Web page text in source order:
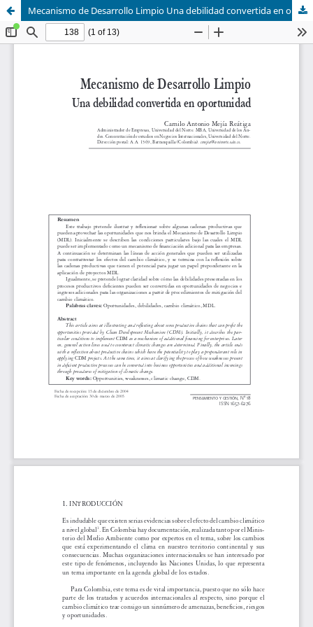
Mecanismo de Desarrollo Limpio Una debilidad convertida en oportunidad